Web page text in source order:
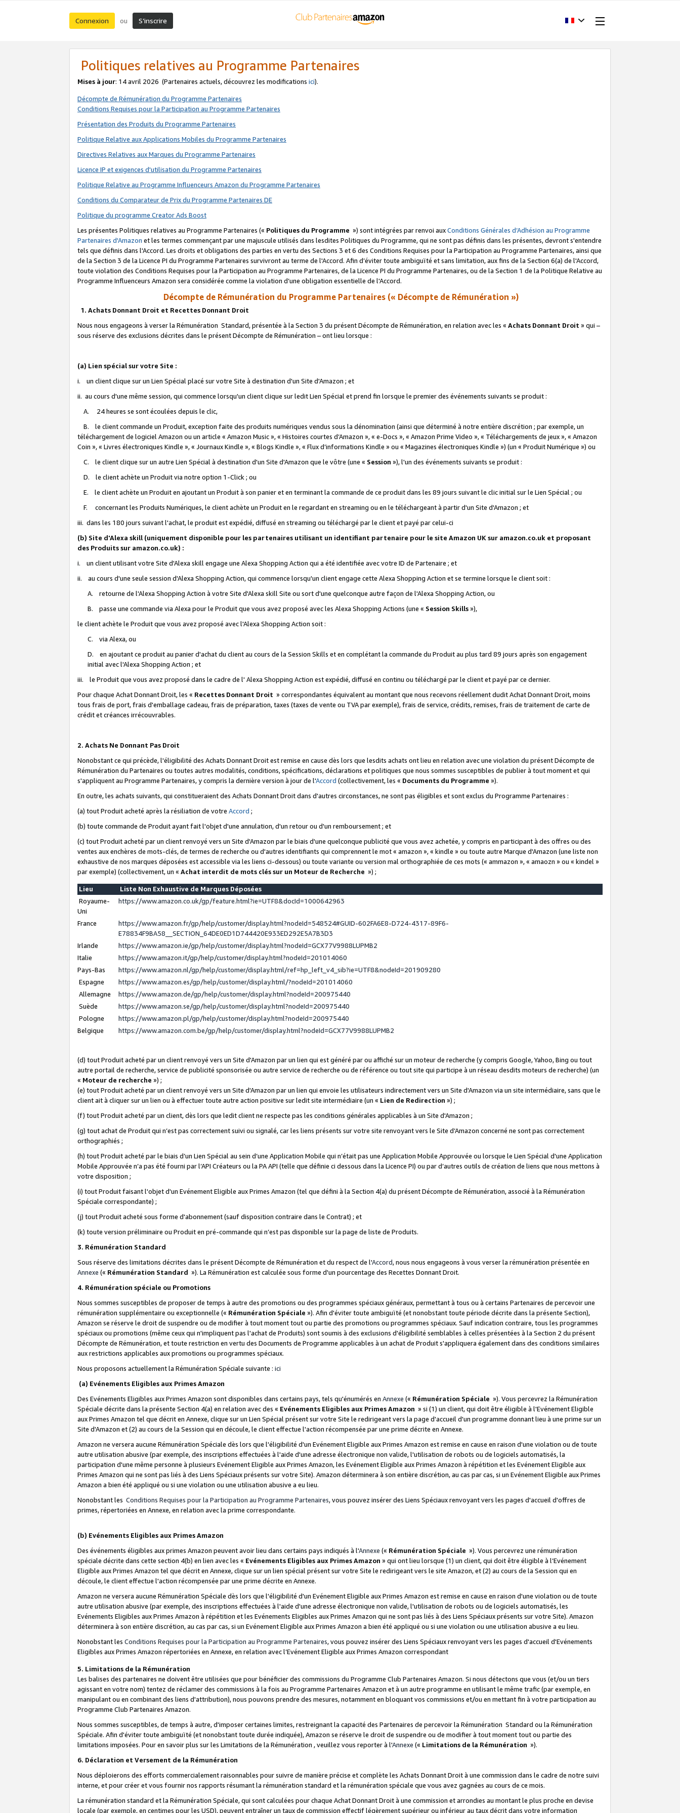
Connexion ou S’inscrire
Politiques relatives au Programme Partenaires
Mises à jour: 14 avril 2026 (Partenaires actuels, découvrez les modifications ici).
Décompte de Rémunération du Programme Partenaires
Conditions Requises pour la Participation au Programme Partenaires
Présentation des Produits du Programme Partenaires
Politique Relative aux Applications Mobiles du Programme Partenaires
Directives Relatives aux Marques du Programme Partenaires
Licence IP et exigences d'utilisation du Programme Partenaires
Politique Relative au Programme Influenceurs Amazon du Programme Partenaires
Conditions du Comparateur de Prix du Programme Partenaires DE
Politique du programme Creator Ads Boost
Les présentes Politiques relatives au Programme Partenaires (« Politiques du Programme ») sont intégrées par renvoi auxConditions Générales d’Adhésion au Programme
Partenaires d'Amazon et les termes commençant par une majuscule utilisés dans lesdites Politiques du Programme, qui ne sont pas définis dans les présentes, devront s'entendre
tels que définis dans l'Accord. Les droits et obligations des parties en vertu des Sections 3 et 6 des Conditions Requises pour la Participation au Programme Partenaires, ainsi que
de la Section 3 de la Licence PI du Programme Partenaires survivront au terme de l'Accord. Afin d’éviter toute ambiguïté et sans limitation, aux fins de la Section 6(a) de l'Accord,
toute violation des Conditions Requises pour la Participation au Programme Partenaires, de la Licence PI du Programme Partenaires, ou de la Section 1 de la Politique Relative au
Programme Influenceurs Amazon sera considérée comme la violation d’une obligation essentielle de l'Accord.
Décompte de Rémunération du Programme Partenaires (« Décompte de Rémunération »)
1. Achats Donnant Droit et Recettes Donnant Droit
Nous nous engageons à verser la Rémunération Standard, présentée à la Section 3 du présent Décompte de Rémunération, en relation avec les « Achats Donnant Droit » qui –
sous réserve des exclusions décrites dans le présent Décompte de Rémunération – ont lieu lorsque :
(a) Lien spécial sur votre Site :
i. un client clique sur un Lien Spécial placé sur votre Site à destination d'un Site d'Amazon ; et
ii. au cours d'une même session, qui commence lorsqu'un client clique sur ledit Lien Spécial et prend fin lorsque le premier des événements suivants se produit :
A. 24 heures se sont écoulées depuis le clic,
B. le client commande un Produit, exception faite des produits numériques vendus sous la dénomination (ainsi que déterminé à notre entière discrétion ; par exemple, un
téléchargement de logiciel Amazon ou un article « Amazon Music », « Histoires courtes d’Amazon », « e-Docs », « Amazon Prime Video », « Téléchargements de jeux », « Amazon
Coin », « Livres électroniques Kindle », « Journaux Kindle », « Blogs Kindle », « Flux d’informations Kindle » ou « Magazines électroniques Kindle ») (un « Produit Numérique ») ou
C. le client clique sur un autre Lien Spécial à destination d'un Site d'Amazon que le vôtre (une « Session »), l'un des événements suivants se produit :
D. le client achète un Produit via notre option 1-Click ; ou
E. le client achète un Produit en ajoutant un Produit à son panier et en terminant la commande de ce produit dans les 89 jours suivant le clic initial sur le Lien Spécial ; ou
F. concernant les Produits Numériques, le client achète un Produit en le regardant en streaming ou en le téléchargeant à partir d'un Site d'Amazon ; et
iii. dans les 180 jours suivant l'achat, le produit est expédié, diffusé en streaming ou téléchargé par le client et payé par celui-ci
(b) Site d'Alexa skill (uniquement disponible pour les partenaires utilisant un identifiant partenaire pour le site Amazon UK sur amazon.co.uk et proposant
des Produits sur amazon.co.uk) :
i. un client utilisant votre Site d'Alexa skill engage une Alexa Shopping Action qui a été identifiée avec votre ID de Partenaire ; et
ii. au cours d'une seule session d'Alexa Shopping Action, qui commence lorsqu'un client engage cette Alexa Shopping Action et se termine lorsque le client soit :
A. retourne de l'Alexa Shopping Action à votre Site d'Alexa skill Site ou sort d'une quelconque autre façon de l'Alexa Shopping Action, ou
B. passe une commande via Alexa pour le Produit que vous avez proposé avec les Alexa Shopping Actions (une « Session Skills»),
le client achète le Produit que vous avez proposé avec l'Alexa Shopping Action soit :
C. via Alexa, ou
D. en ajoutant ce produit au panier d'achat du client au cours de la Session Skills et en complétant la commande du Produit au plus tard 89 jours après son engagement
initial avec l'Alexa Shopping Action ; et
iii. le Produit que vous avez proposé dans le cadre de l' Alexa Shopping Action est expédié, diffusé en continu ou téléchargé par le client et payé par ce dernier.
Pour chaque Achat Donnant Droit, les « Recettes Donnant Droit » correspondantes équivalent au montant que nous recevons réellement dudit Achat Donnant Droit, moins
tous frais de port, frais d'emballage cadeau, frais de préparation, taxes (taxes de vente ou TVA par exemple), frais de service, crédits, remises, frais de traitement de carte de
crédit et créances irrécouvrables.
2. Achats Ne Donnant Pas Droit
Nonobstant ce qui précède, l'éligibilité des Achats Donnant Droit est remise en cause dès lors que lesdits achats ont lieu en relation avec une violation du présent Décompte de
Rémunération du Partenaires ou toutes autres modalités, conditions, spécifications, déclarations et politiques que nous sommes susceptibles de publier à tout moment et qui
s'appliquent au Programme Partenaires, y compris la dernière version à jour de l'Accord (collectivement, les « Documents du Programme »).
En outre, les achats suivants, qui constitueraient des Achats Donnant Droit dans d'autres circonstances, ne sont pas éligibles et sont exclus du Programme Partenaires :
(a) tout Produit acheté après la résiliation de votre Accord ;
(b) toute commande de Produit ayant fait l'objet d'une annulation, d'un retour ou d'un remboursement ; et
(c) tout Produit acheté par un client renvoyé vers un Site d'Amazon par le biais d'une quelconque publicité que vous avez achetée, y compris en participant à des offres ou des
ventes aux enchères de mots-clés, de termes de recherche ou d'autres identifiants qui comprennent le mot « amazon », « kindle » ou toute autre Marque d'Amazon (une liste non
exhaustive de nos marques déposées est accessible via les liens ci-dessous) ou toute variante ou version mal orthographiée de ces mots (« ammazon », « amaozn » ou « kindel »
par exemple) (collectivement, un « Achat interdit de mots clés sur un Moteur de Recherche ») ;
Lieu
Liste Non Exhaustive de Marques Déposées
Royaume-
Uni
https://www.amazon.co.uk/gp/feature.html?ie=UTF8&docId=1000642963
France
https://www.amazon.fr/gp/help/customer/display.html?nodeId=548524#GUID-602FA6E8-D724-4317-89F6-
E78834F9BA58__SECTION_64DE0ED1D744420E933ED292E5A7B3D3
Irlande
https://www.amazon.ie/gp/help/customer/display.html?nodeId=GCX77V9988LUPMB2
Italie
https://www.amazon.it/gp/help/customer/display.html?nodeId=201014060
Pays-Bas
https://www.amazon.nl/gp/help/customer/display.html/ref=hp_left_v4_sib?ie=UTF8&nodeId=201909280
Espagne
https://www.amazon.es/gp/help/customer/display.html/?nodeId=201014060
Allemagne
https://www.amazon.de/gp/help/customer/display.html?nodeId=200975440
Suède
https://www.amazon.se/gp/help/customer/display.html?nodeId=200975440
Pologne
https://www.amazon.pl/gp/help/customer/display.html?nodeId=200975440
Belgique
https://www.amazon.com.be/gp/help/customer/display.html?nodeId=GCX77V9988LUPMB2
(d) tout Produit acheté par un client renvoyé vers un Site d'Amazon par un lien qui est généré par ou affiché sur un moteur de recherche (y compris Google, Yahoo, Bing ou tout
autre portail de recherche, service de publicité sponsorisée ou autre service de recherche ou de référence ou tout site qui participe à un réseau desdits moteurs de recherche) (un
« Moteur de recherche ») ;
(e) tout Produit acheté par un client renvoyé vers un Site d'Amazon par un lien qui envoie les utilisateurs indirectement vers un Site d'Amazon via un site intermédiaire, sans que le
client ait à cliquer sur un lien ou à effectuer toute autre action positive sur ledit site intermédiaire (un « Lien de Redirection ») ;
(f) tout Produit acheté par un client, dès lors que ledit client ne respecte pas les conditions générales applicables à un Site d'Amazon ;
(g) tout achat de Produit qui n’est pas correctement suivi ou signalé, car les liens présents sur votre site renvoyant vers le Site d’Amazon concerné ne sont pas correctement
orthographiés ;
(h) tout Produit acheté par le biais d’un Lien Spécial au sein d’une Application Mobile qui n’était pas une Application Mobile Approuvée ou lorsque le Lien Spécial d'une Application
Mobile Approuvée n’a pas été fourni par l’API Créateurs ou la PA API (telle que définie ci dessous dans la Licence PI) ou par d’autres outils de création de liens que nous mettons à
votre disposition ;
(i) tout Produit faisant l'objet d'un Evénement Eligible aux Primes Amazon (tel que défini à la Section 4(a) du présent Décompte de Rémunération, associé à la Rémunération
Spéciale correspondante) ;
(j) tout Produit acheté sous forme d'abonnement (sauf disposition contraire dans le Contrat) ; et
(k) toute version préliminaire ou Produit en pré-commande qui n’est pas disponible sur la page de liste de Produits.
3. Rémunération Standard
Sous réserve des limitations décrites dans le présent Décompte de Rémunération et du respect de l'Accord, nous nous engageons à vous verser la rémunération présentée en
Annexe (« Rémunération Standard »). La Rémunération est calculée sous forme d'un pourcentage des Recettes Donnant Droit.
4. Rémunération spéciale ou Promotions
Nous sommes susceptibles de proposer de temps à autre des promotions ou des programmes spéciaux généraux, permettant à tous ou à certains Partenaires de percevoir une
rémunération supplémentaire ou exceptionnelle (« Rémunération Spéciale »). Afin d'éviter toute ambiguïté (et nonobstant toute période décrite dans la présente Section),
Amazon se réserve le droit de suspendre ou de modifier à tout moment tout ou partie des promotions ou programmes spéciaux. Sauf indication contraire, tous les programmes
spéciaux ou promotions (même ceux qui n'impliquent pas l'achat de Produits) sont soumis à des exclusions d'éligibilité semblables à celles présentées à la Section 2 du présent
Décompte de Rémunération, et toute restriction en vertu des Documents de Programme applicables à un achat de Produit s'appliquera également dans des conditions similaires
aux restrictions applicables aux promotions ou programmes spéciaux.
Nous proposons actuellement la Rémunération Spéciale suivante : ici
(a) Evénements Eligibles aux Primes Amazon
Des Evénements Eligibles aux Primes Amazon sont disponibles dans certains pays, tels qu'énumérés en Annexe (« Rémunération Spéciale »). Vous percevrez la Rémunération
Spéciale décrite dans la présente Section 4(a) en relation avec des « Evénements Eligibles aux Primes Amazon » si (1) un client, qui doit être éligible à l'Evénement Eligible
aux Primes Amazon tel que décrit en Annexe, clique sur un Lien Spécial présent sur votre Site le redirigeant vers la page d'accueil d'un programme donnant lieu à une prime sur un
Site d'Amazon et (2) au cours de la Session qui en découle, le client effectue l'action récompensée par une prime décrite en Annexe.
Amazon ne versera aucune Rémunération Spéciale dès lors que l'éligibilité d'un Evénement Eligible aux Primes Amazon est remise en cause en raison d'une violation ou de toute
autre utilisation abusive (par exemple, des inscriptions effectuées à l'aide d'une adresse électronique non valide, l'utilisation de robots ou de logiciels automatisés, la
participation d'une même personne à plusieurs Evénement Eligible aux Primes Amazon, les Evénement Eligible aux Primes Amazon à répétition et les Evénement Eligible aux
Primes Amazon qui ne sont pas liés à des Liens Spéciaux présents sur votre Site). Amazon déterminera à son entière discrétion, au cas par cas, si un Evénement Eligible aux Primes
Amazon a bien été appliqué ou si une violation ou une utilisation abusive a eu lieu.
Nonobstant les Conditions Requises pour la Participation au Programme Partenaires, vous pouvez insérer des Liens Spéciaux renvoyant vers les pages d'accueil d'offres de
primes, répertoriées en Annexe, en relation avec la prime correspondante.
(b) Evénements Eligibles aux Primes Amazon
Des événements éligibles aux primes Amazon peuvent avoir lieu dans certains pays indiqués à l'Annexe (« Rémunération Spéciale »). Vous percevrez une rémunération
spéciale décrite dans cette section 4(b) en lien avec les « Evénements Eligibles aux Primes Amazon » qui ont lieu lorsque (1) un client, qui doit être éligible à l’Evénement
Eligible aux Primes Amazon tel que décrit en Annexe, clique sur un lien spécial présent sur votre Site le redirigeant vers le site Amazon, et (2) au cours de la Session qui en
découle, le client effectue l'action récompensée par une prime décrite en Annexe.
Amazon ne versera aucune Rémunération Spéciale dès lors que l'éligibilité d'un Evénement Eligible aux Primes Amazon est remise en cause en raison d'une violation ou de toute
autre utilisation abusive (par exemple, des inscriptions effectuées à l'aide d'une adresse électronique non valide, l'utilisation de robots ou de logiciels automatisés, les
Evénements Eligibles aux Primes Amazon à répétition et les Evénements Eligibles aux Primes Amazon qui ne sont pas liés à des Liens Spéciaux présents sur votre Site). Amazon
déterminera à son entière discrétion, au cas par cas, si un Evénement Eligible aux Primes Amazon a bien été appliqué ou si une violation ou une utilisation abusive a eu lieu.
Nonobstant les Conditions Requises pour la Participation au Programme Partenaires, vous pouvez insérer des Liens Spéciaux renvoyant vers les pages d'accueil d'Evénements
Eligibles aux Primes Amazon répertoriées en Annexe, en relation avec l’Evénement Eligible aux Primes Amazon correspondant
5. Limitations de la Rémunération
Les balises des partenaires ne doivent être utilisées que pour bénéficier des commissions du Programme Club Partenaires Amazon. Si nous détectons que vous (et/ou un tiers
agissant en votre nom) tentez de réclamer des commissions à la fois au Programme Partenaires Amazon et à un autre programme en utilisant le même trafic (par exemple, en
manipulant ou en combinant des liens d'attribution), nous pouvons prendre des mesures, notamment en bloquant vos commissions et/ou en mettant fin à votre participation au
Programme Club Partenaires Amazon.
Nous sommes susceptibles, de temps à autre, d'imposer certaines limites, restreignant la capacité des Partenaires de percevoir la Rémunération Standard ou la Rémunération
Spéciale. Afin d'éviter toute ambiguïté (et nonobstant toute durée indiquée), Amazon se réserve le droit de suspendre ou de modifier à tout moment tout ou partie des
limitations imposées. Pour en savoir plus sur les Limitations de la Rémunération , veuillez vous reporter à l'Annexe (« Limitations de la Rémunération »).
6. Déclaration et Versement de la Rémunération
Nous déploierons des efforts commercialement raisonnables pour suivre de manière précise et complète les Achats Donnant Droit à une commission dans le cadre de notre suivi
interne, et pour créer et vous fournir nos rapports résumant la rémunération standard et la rémunération spéciale que vous avez gagnées au cours de ce mois.
La rémunération standard et la Rémunération Spéciale, qui sont calculées pour chaque Achat Donnant Droit à une commission et arrondies au montant le plus proche en devise
locale (par exemple, en centimes pour les USD), peuvent entraîner un taux de commission effectif légèrement supérieur ou inférieur au taux décrit dans votre information